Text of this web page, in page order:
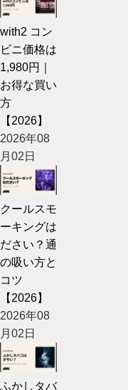
with2 コン
ビニ価格は
1,980円｜
お得な買い
方
【2026】
2026年08
月02日
クールスモ
ーキングは
ださい？通
の吸い方と
コツ
【2026】
2026年08
月02日
ふかしタバ